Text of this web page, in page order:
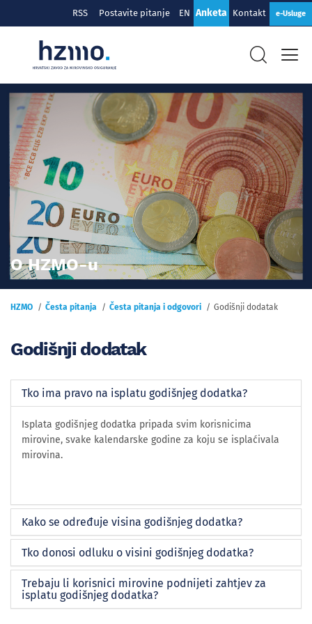
RSS Postavite pitanje EN Anketa Kontakt e-Usluge
O HZMO-u
HZMO Česta pitanja Česta pitanja i odgovori Godišnji dodatak
Godišnji dodatak
Tko ima pravo na isplatu godišnjeg dodatka?
Isplata godišnjeg dodatka pripada svim korisnicima
mirovine, svake kalendarske godine za koju se isplaćivala
mirovina.
Kako se određuje visina godišnjeg dodatka?
Tko donosi odluku o visini godišnjeg dodatka?
Trebaju li korisnici mirovine podnijeti zahtjev za
isplatu godišnjeg dodatka?